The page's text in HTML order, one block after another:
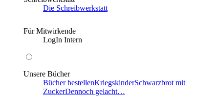
Die Schreibwerkstatt
Für Mitwirkende
LogIn Intern
Unsere Bücher
Bücher bestellenKriegskinderSchwarzbrot mit
ZuckerDennoch gelacht…